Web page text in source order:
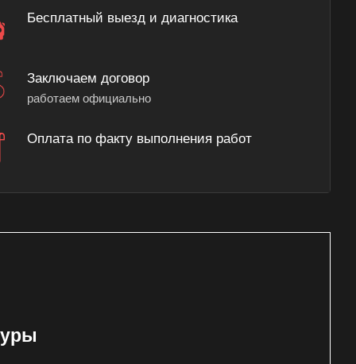
Бесплатный выезд и диагностика
Заключаем договор
работаем официально
Оплата по факту выполнения работ